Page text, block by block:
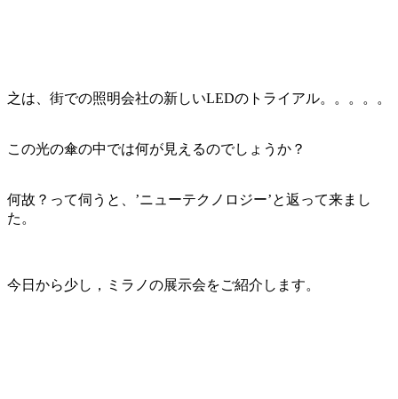
之は、街での照明会社の新しいLEDのトライアル。。。。。
この光の傘の中では何が見えるのでしょうか？
何故？って伺うと、’ニューテクノロジー’と返って来まし
た。
今日から少し，ミラノの展示会をご紹介します。